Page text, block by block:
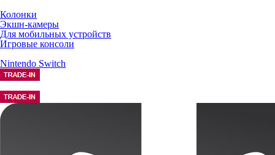
Колонки
Экшн-камеры
Для мобильных устройств
Игровые консоли
Nintendo Switch